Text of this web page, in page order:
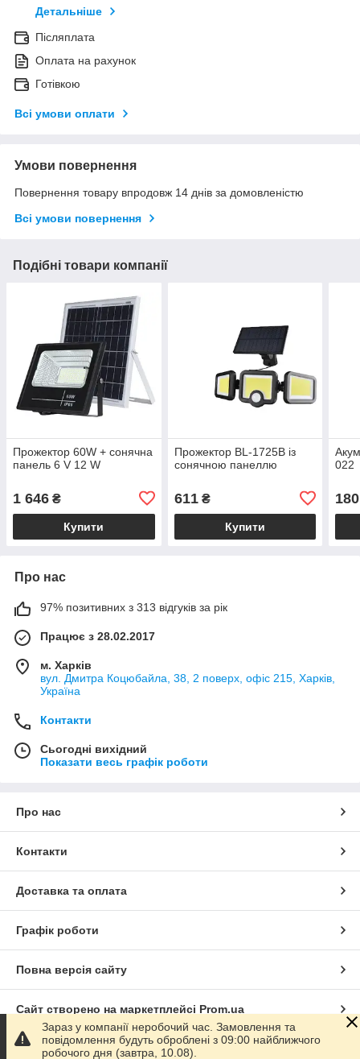
Детальніше
Післяплата
Оплата на рахунок
Готівкою
Всі умови оплати
Умови повернення
Повернення товару впродовж 14 днів за домовленістю
Всі умови повернення
Подібні товари компанії
Прожектор 60W + сонячна
панель 6 V 12 W
1 646 ₴
Купити
Прожектор BL-1725B із
сонячною панеллю
611₴
Купити
022
180
Про нас
97% позитивних з 313 відгуків за рік
Працює з 28.02.2017
м. Харків
вул. Дмитра Коцюбайла, 38, 2 поверх, офіс 215, Харків,
Україна
Контакти
Сьогодні вихідний
Показати весь графік роботи
Про нас
Контакти
Доставка та оплата
Графік роботи
Повна версія сайту
Сайт створено на маркетплейсі Prom.ua
Політика конфіденційності
Зараз у компанії неробочий час. Замовлення та
повідомлення будуть оброблені з 09:00 найближчого
робочого дня (завтра, 10.08).